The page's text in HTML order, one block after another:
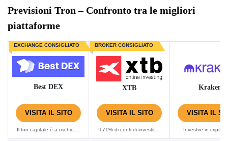
Previsioni Tron – Confronto tra le migliori
piattaforme
EXCHANGE CONSIGLIATO
Best DEX
VISITA IL SITO
Il tuo capitale è a rischio....
BROKER CONSIGLIATO
XTB
VISITA IL SITO
Il 71% di conti di investitori
Kraken
VISITA IL
Investire in